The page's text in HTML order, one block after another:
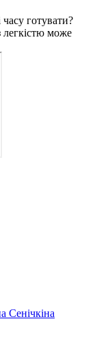
готувати?
легкістю може
Сенічкіна